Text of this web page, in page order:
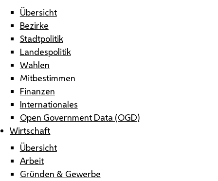
Übersicht
Bezirke
Stadtpolitik
Landespolitik
Wahlen
Mitbestimmen
Finanzen
Internationales
Open Government Data (OGD)
Wirtschaft
Übersicht
Arbeit
Gründen & Gewerbe